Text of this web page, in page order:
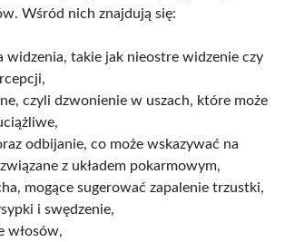
Wśród nich znajdują się:
widzenia, takie jak nieostre widzenie czy
czyli dzwonienie w uszach, które może
odbijanie, co może wskazywać na
z układem pokarmowym,
mogące sugerować zapalenie trzustki,
i swędzenie,
włosów,